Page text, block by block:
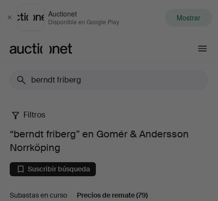
Cerrar
Auctionet
Disponible en Google Play Mostrar
“berndt
friberg”
en
Gomér
Filtros
“berndt friberg” en Gomér & Andersson
Norrköping
Suscribir búsqueda
Subastas en curso Precios de remate(79)